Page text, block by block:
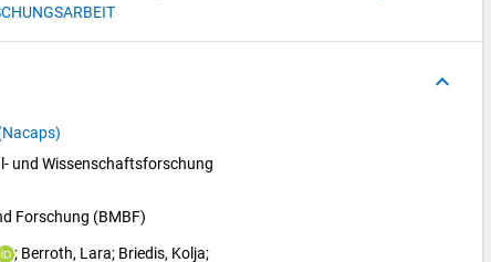
keyboard_arrow_up
und Wissenschaftsforschung
Forschung (BMBF)
; Berroth, Lara; Briedis, Kolja;